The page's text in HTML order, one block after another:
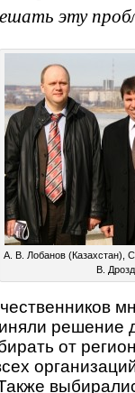
эту
А. В. Лобанов (Казахстан),
В.
решение
от